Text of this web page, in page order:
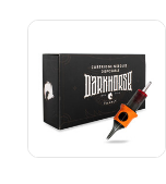
Количество